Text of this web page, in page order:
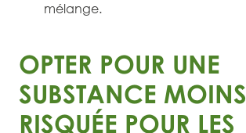
mélange.
OPTER POUR UNE
SUBSTANCE MOINS
RISQUÉE POUR LES